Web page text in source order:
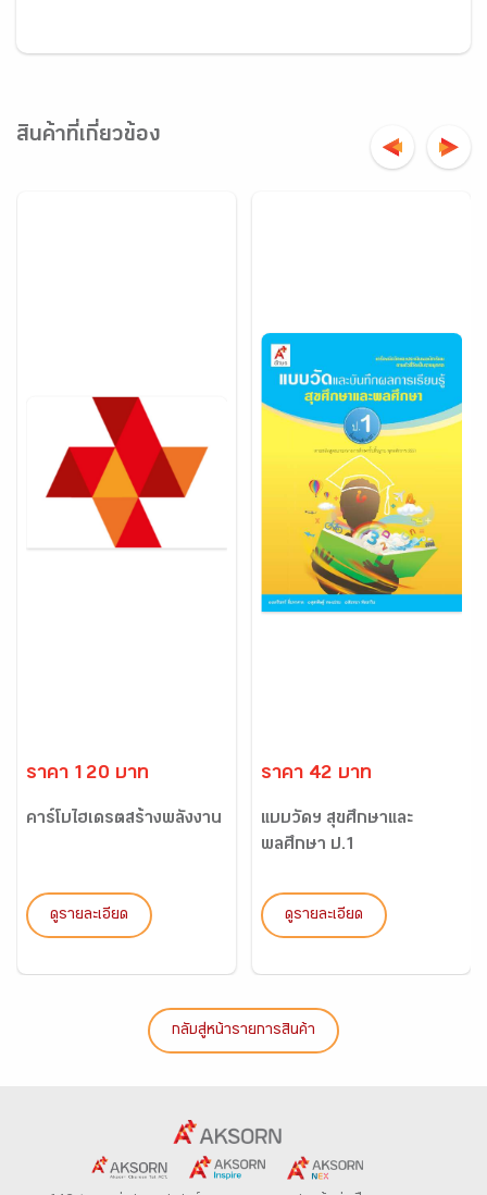
สินค้าที่เกี่ยวข้อง
ราคา 120 บาท
คาร์โบไฮเดรตสร้างพลังงาน
ดูรายละเอียด
ราคา 42 บาท
แบบวัดฯ สุขศึกษาและ
พลศึกษา ป.1
ดูรายละเอียด
กลับสู่หน้ารายการสินค้า